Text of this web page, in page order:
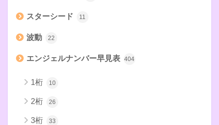
スターシード 11
波動 22
エンジェルナンバー早見表 404
1桁 10
2桁 26
3桁 33